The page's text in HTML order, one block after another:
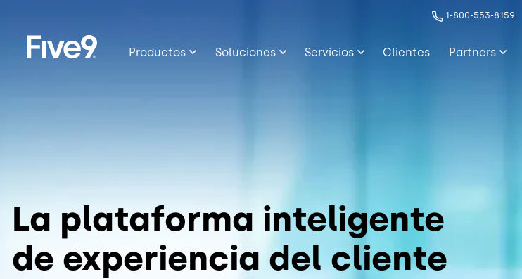
1-800-553-8159
Productos Soluciones Servicios Clientes Partners
La plataforma inteligente
de experiencia del cliente